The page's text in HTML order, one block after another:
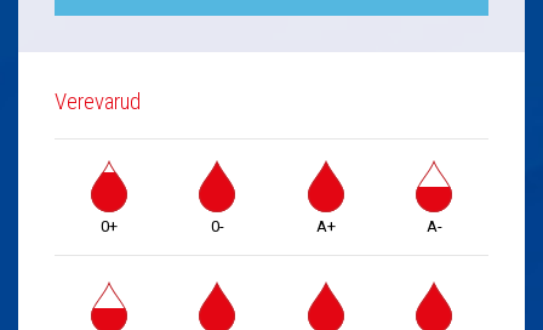
Verevarud
0+ 0- A+ A-